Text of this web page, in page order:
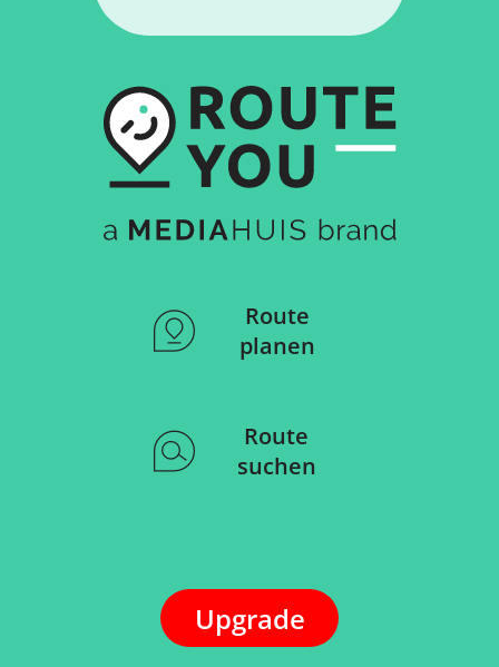
Route
planen
Route
suchen
Upgrade